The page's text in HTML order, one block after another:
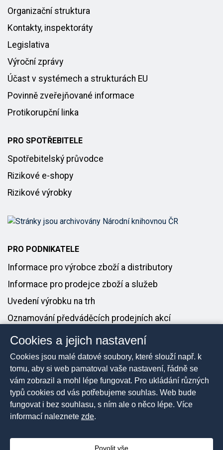
Organizační struktura
Kontakty, inspektoráty
Legislativa
Výroční zprávy
Účast v systémech a strukturách EU
Povinně zveřejňované informace
Protikorupční linka
PRO SPOTŘEBITELE
Spotřebitelský průvodce
Rizikové e-shopy
Rizikové výrobky
PRO PODNIKATELE
Informace pro výrobce zboží a distributory
Informace pro prodejce zboží a služeb
Uvedení výrobku na trh
Oznamování předváděcích prodejních akcí
PRO MÉDIA
Tiskové zprávy
Kontakt pro média
vyhrazena
Cookies a jejich nastavení
Cookies jsou malé datové soubory, které slouží např. k
tomu, aby si web pamatoval vaše nastavení, řádně se
vám zobrazil a mohl lépe fungovat. Pro ukládání různých
typů cookies od vás potřebujeme souhlas. Web bude
fungovat i bez souhlasu, s ním ale o něco lépe. Více
informací naleznete zde.
Povolit vše